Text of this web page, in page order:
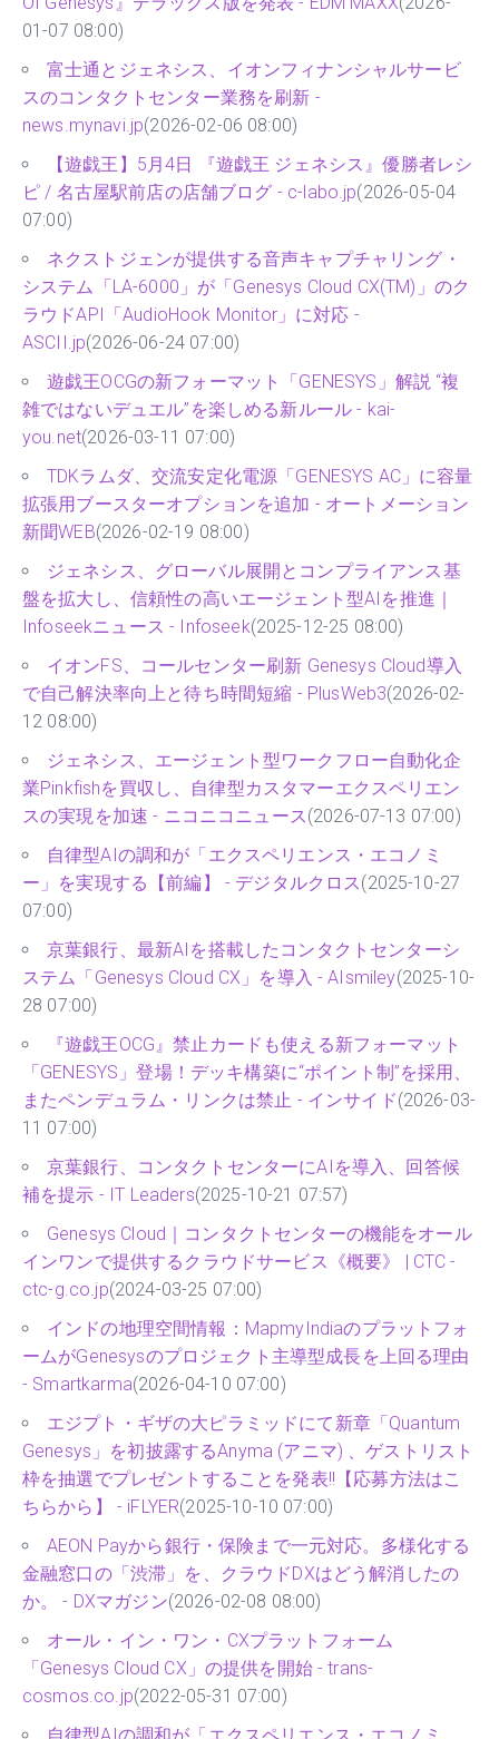
01-07 08:00)
富士通とジェネシス、イオンフィナンシャルサービ
スのコンタクトセンター業務を刷新 -
news.mynavi.jp(2026-02-06 08:00)
【遊戯王】5月4日 『遊戯王 ジェネシス』優勝者レシ
ピ / 名古屋駅前店の店舗ブログ - c-labo.jp(2026-05-04
07:00)
ネクストジェンが提供する音声キャプチャリング・
システム「LA-6000」が「Genesys Cloud CX(TM)️」のク
ラウドAPI「AudioHook Monitor」に対応 -
ASCII.jp(2026-06-24 07:00)
遊戯王OCGの新フォーマット「GENESYS」解説 “複
雑ではないデュエル”を楽しめる新ルール - kai-
you.net(2026-03-11 07:00)
TDKラムダ、交流安定化電源「GENESYS AC」に容量
拡張用ブースターオプションを追加 - オートメーション
新聞WEB(2026-02-19 08:00)
ジェネシス、グローバル展開とコンプライアンス基
盤を拡大し、信頼性の高いエージェント型AIを推進｜
Infoseekニュース - Infoseek(2025-12-25 08:00)
イオンFS、コールセンター刷新 Genesys Cloud導入
で自己解決率向上と待ち時間短縮 - PlusWeb3(2026-02-
12 08:00)
ジェネシス、エージェント型ワークフロー自動化企
業Pinkfishを買収し、自律型カスタマーエクスペリエン
スの実現を加速 - ニコニコニュース(2026-07-13 07:00)
自律型AIの調和が「エクスペリエンス・エコノミ
ー」を実現する【前編】 - デジタルクロス(2025-10-27
07:00)
京葉銀行、最新AIを搭載したコンタクトセンターシ
ステム「Genesys Cloud CX」を導入 - AIsmiley(2025-10-
28 07:00)
『遊戯王OCG』禁止カードも使える新フォーマット
「GENESYS」登場！デッキ構築に“ポイント制”を採用、
またペンデュラム・リンクは禁止 - インサイド(2026-03-
11 07:00)
京葉銀行、コンタクトセンターにAIを導入、回答候
補を提示 - IT Leaders(2025-10-21 07:57)
Genesys Cloud｜コンタクトセンターの機能をオール
インワンで提供するクラウドサービス《概要》 | CTC -
ctc-g.co.jp(2024-03-25 07:00)
インドの地理空間情報：MapmyIndi​​aのプラットフォ
ームがGenesysのプロジェクト主導型成長を上回る理由
- Smartkarma(2026-04-10 07:00)
エジプト・ギザの大ピラミッドにて新章「Quantum
Genesys」を初披露するAnyma (アニマ) 、ゲストリスト
枠を抽選でプレゼントすることを発表!!【応募方法はこ
ちらから】 - iFLYER(2025-10-10 07:00)
AEON Payから銀行・保険まで一元対応。多様化する
金融窓口の「渋滞」を、クラウドDXはどう解消したの
か。 - DXマガジン(2026-02-08 08:00)
オール・イン・ワン・CXプラットフォーム
「Genesys Cloud CX」の提供を開始 - trans-
cosmos.co.jp(2022-05-31 07:00)